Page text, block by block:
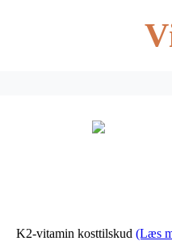
K2-vitamin kosttilskud (Læs